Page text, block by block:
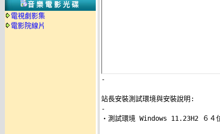
音樂電影光碟
電視劇影集
電影院線片
-
站長安裝測試環境與安裝說明:
-
‧測試環境 Windows 11.23H2 ６４